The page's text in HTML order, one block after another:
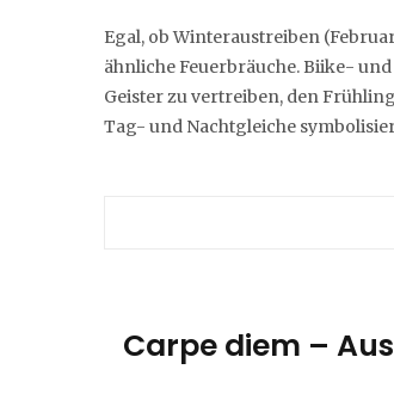
Egal, ob Winteraustreiben
ähnliche Feuerbräuche. Biike-
Geister zu vertreiben, den
Tag- und Nachtgleiche
Carpe diem –